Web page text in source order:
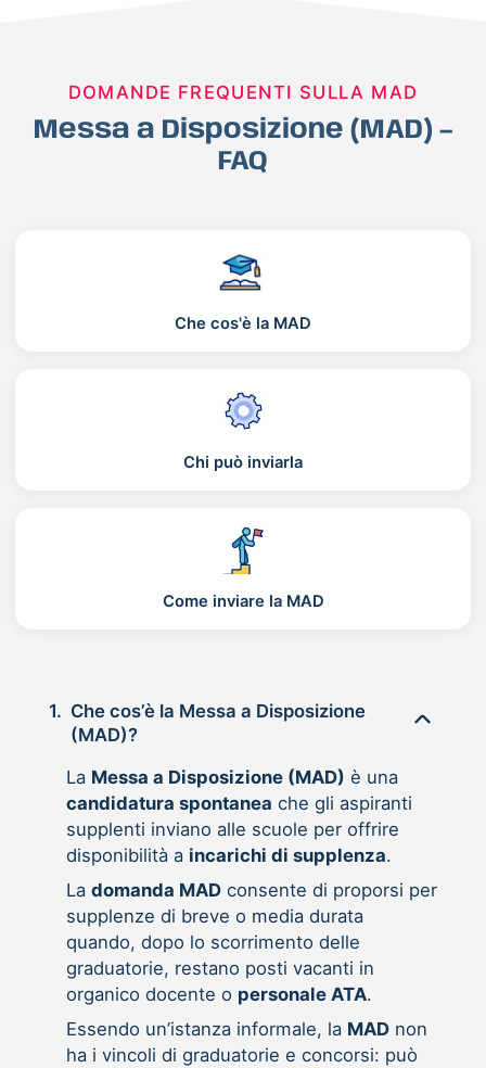
DOMANDE FREQUENTI SULLA MAD
Messa a Disposizione (MAD) –
FAQ
Che cos'è la MAD
Chi può inviarla
Come inviare la MAD
1. Che cos’è la Messa a Disposizione
(MAD)?
La Messa a Disposizione (MAD) è una
candidatura spontanea che gli aspiranti
supplenti inviano alle scuole per offrire
disponibilità a incarichi di supplenza.
La domanda MADconsente di proporsi per
supplenze di breve o media durata
quando, dopo lo scorrimento delle
graduatorie, restano posti vacanti in
organico docente o personale ATA.
Essendo un’istanza informale, la MADnon
ha i vincoli di graduatorie e concorsi: può